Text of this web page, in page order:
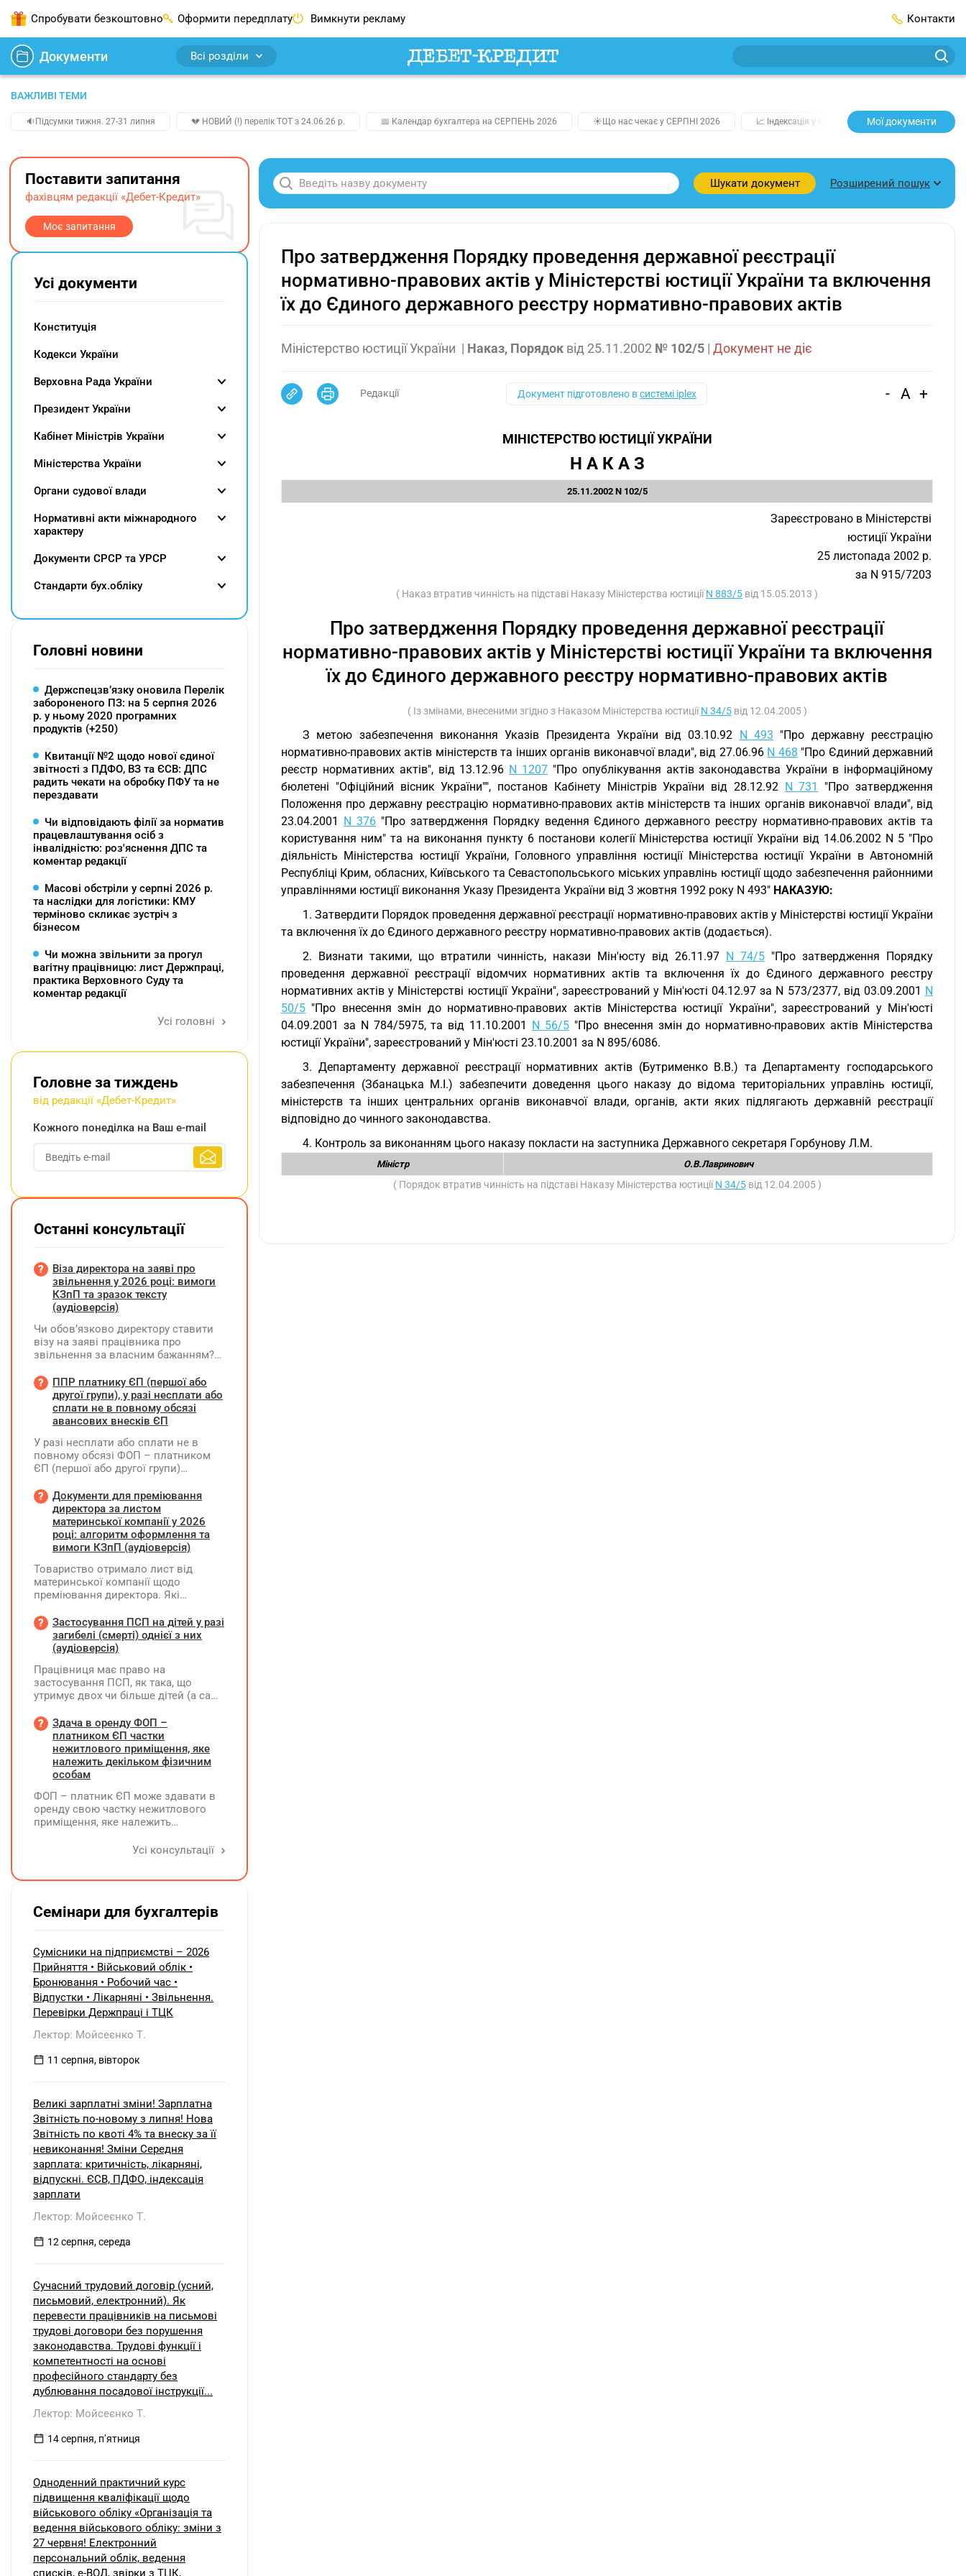
Спробувати безкоштовно Оформити передплату Вимкнути рекламу Контакти
Документи Всі розділи
ВАЖЛИВІ ТЕМИ
🔉Підсумки тижня. 27-31 липня 💔 НОВИЙ (!) перелік ТОТ з 24.06.26 р. 📅 Календар бухгалтера на СЕРПЕНЬ 2026 ☀️Що нас чекає у СЕРПНІ 2026 📈 Індексація у СЕРПНІ 2️⃣0️⃣2️⃣7️⃣ Усі
Мої документи
Шукати документ Розширений пошук
Про затвердження Порядку проведення державної реєстрації
нормативно-правових актів у Міністерстві юстиції України та включення
їх до Єдиного державного реєстру нормативно-правових актів
Міністерство юстиції України | Наказ, Порядок від 25.11.2002 № 102/5 | Документ не діє
Редакції Документ підготовлено всистемі iplex - A +
МІНІСТЕРСТВО ЮСТИЦІЇ УКРАЇНИ
Н А К А З
25.11.2002 N 102/5
Зареєстровано в Міністерстві
юстиції України
25 листопада 2002 р.
за N 915/7203
( Наказ втратив чинність на підставі Наказу Міністерства юстиціїN 883/5 від 15.05.2013 )
Про затвердження Порядку проведення державної реєстрації
нормативно-правових актів у Міністерстві юстиції України та включення
їх до Єдиного державного реєстру нормативно-правових актів
( Із змінами, внесеними згідно з Наказом Міністерства юстиціїN 34/5від 12.04.2005 )
З метою забезпечення виконання Указів Президента України від 03.10.92 N 493 "Про державну реєстрацію
нормативно-правових актів міністерств та інших органів виконавчої влади", від 27.06.96 N 468 "Про Єдиний державний
реєстр нормативних актів", від 13.12.96 N 1207 "Про опублікування актів законодавства України в інформаційному
бюлетені "Офіційний вісник України"", постанов Кабінету Міністрів України від 28.12.92 N 731
"Про затвердження
Положення про державну реєстрацію нормативно-правових актів міністерств та інших органів виконавчої влади", від
23.04.2001 N 376"Про затвердження Порядку ведення Єдиного державного реєстру нормативно-правових актів та
користування ним" та на виконання пункту 6 постанови колегії Міністерства юстиції України від 14.06.2002 N 5 "Про
діяльність Міністерства юстиції України, Головного управління юстиції Міністерства юстиції України в Автономній
Республіці Крим, обласних, Київського та Севастопольського міських управлінь юстиції щодо забезпечення районними
управліннями юстиції виконання Указу Президента України від 3 жовтня 1992 року N 493" НАКАЗУЮ:
1. Затвердити Порядок проведення державної реєстрації нормативно-правових актів у Міністерстві юстиції України
та включення їх до Єдиного державного реєстру нормативно-правових актів (додається).
2. Визнати такими, що втратили чинність, накази Мін'юсту від 26.11.97 N 74/5 "Про затвердження Порядку
проведення державної реєстрації відомчих нормативних актів та включення їх до Єдиного державного реєстру
нормативних актів у Міністерстві юстиції України", зареєстрований у Мін'юсті 04.12.97 за N 573/2377, від 03.09.2001 N
50/5 "Про внесення змін до нормативно-правових актів Міністерства юстиції України", зареєстрований у Мін'юсті
04.09.2001 за N 784/5975, та від 11.10.2001 N 56/5"Про внесення змін до нормативно-правових актів Міністерства
юстиції України", зареєстрований у Мін'юсті 23.10.2001 за N 895/6086.
3. Департаменту державної реєстрації нормативних актів (Бутрименко В.В.) та Департаменту господарського
забезпечення (Збанацька М.І.) забезпечити доведення цього наказу до відома територіальних управлінь юстиції,
міністерств та інших центральних органів виконавчої влади, органів, акти яких підлягають державній реєстрації
відповідно до чинного законодавства.
4. Контроль за виконанням цього наказу покласти на заступника Державного секретаря Горбунову Л.М.
Міністр О.В.Лавринович
( Порядок втратив чинність на підставі Наказу Міністерства юстиціїN 34/5від 12.04.2005 )
Поставити запитання
фахівцям редакції «Дебет-Кредит»
Моє запитання
Усі документи
Конституція
Кодекси України
Верховна Рада України
Президент України
Кабінет Міністрів України
Міністерства України
Органи судової влади
Нормативні акти міжнародного
характеру
Документи СРСР та УРСР
Cтандарти бух.обліку
Головні новини
Держспецзв’язку оновила Перелік
забороненого ПЗ: на 5 серпня 2026
р. у ньому 2020 програмних
продуктів (+250)
Квитанції №2 щодо нової єдиної
звітності з ПДФО, ВЗ та ЄСВ: ДПС
радить чекати на обробку ПФУ та не
перездавати
Чи відповідають філії за норматив
працевлаштування осіб з
інвалідністю: роз'яснення ДПС та
коментар редакції
Масові обстріли у серпні 2026 р.
та наслідки для логістики: КМУ
терміново скликає зустріч з
бізнесом
Чи можна звільнити за прогул
вагітну працівницю: лист Держпраці,
практика Верховного Суду та
коментар редакції
Усі головні
Головне за тиждень
від редакції «Дебет-Кредит»
Кожного понеділка на Ваш e-mail
Останні консультації
Віза директора на заяві про
звільнення у 2026 році: вимоги
КЗпП та зразок тексту
(аудіоверсія)
Чи обов’язково директору ставити
візу на заяві працівника про
звільнення за власним бажанням?
згідно з нормами КЗпП?
ППР платнику ЄП (першої або
другої групи), у разі несплати або
сплати не в повному обсязі
авансових внесків ЄП
У разі несплати або сплати не в
повному обсязі ФОП – платником
ЄП (першої або другої групи)
за результатами акта перевірки
щодо таких виявлених порушень
визначається сума штрафу та
складається ППР за формою «Ш»
Документи для преміювання
директора за листом
материнської компанії у 2026
році: алгоритм оформлення та
вимоги КЗпП (аудіоверсія)
Товариство отримало лист від
материнської компанії щодо
преміювання директора. Які
належного оформлення такої
премії?
Застосування ПСП на дітей у разі
загибелі (смерті) однієї з них
(аудіоверсія)
Працівниця має право на
застосування ПСП, як така, що
утримує двох чи більше дітей (а саме
одна дитина загинула. Як надалі
правильно застосовувати ПСП?
Працівниця має подати нову заяву
на застосування ПСП?
Здача в оренду ФОП –
платником ЄП частки
нежитлового приміщення, яке
належить декільком фізичним
особам
ФОП – платник ЄП може здавати в
оренду свою частку нежитлового
приміщення, яке належить
власності із поділом на частки
Усі консультації
Семінари для бухгалтерів
Сумісники на підприємстві – 2026
Прийняття • Військовий облік •
Бронювання • Робочий час •
Відпустки • Лікарняні • Звільнення.
Перевірки Держпраці і ТЦК
Лектор: Мойсеєнко Т.
11 серпня, вівторок
Великі зарплатні зміни! Зарплатна
Звітність по-новому з липня! Нова
Звітність по квоті 4% та внеску за її
невиконання! Зміни Середня
зарплата: критичність, лікарняні,
відпускні. ЄСВ, ПДФО, індексація
зарплати
Лектор: Мойсеєнко Т.
12 серпня, середа
Сучасний трудовий договір (усний,
письмовий, електронний). Як
перевести працівників на письмові
трудові договори без порушення
законодавства. Трудові функції і
компетентності на основі
професійного стандарту без
дублювання посадової інструкції...
Лектор: Мойсеєнко Т.
14 серпня, пʼятниця
Одноденний практичний курс
підвищення кваліфікації щодо
військового обліку «Організація та
ведення військового обліку: зміни з
27 червня! Електронний
персональний облік, ведення
списків, е-ВОД, звірки з ТЦК,